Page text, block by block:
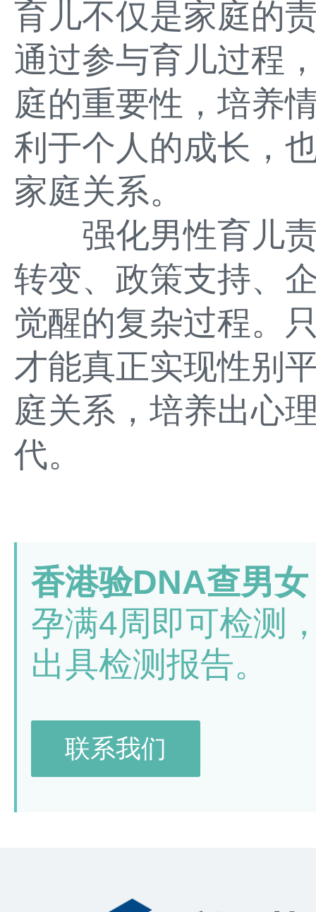
育儿不仅是家庭的
通过参与育儿过程
庭的重要性，培养
利于个人的成长，
家庭关系。
强化男性育儿责
转变、政策支持、
觉醒的复杂过程。
才能真正实现性别
庭关系，培养出心
代。
香港验DNA查男
孕满4周即可检测
出具检测报告。
联系我们